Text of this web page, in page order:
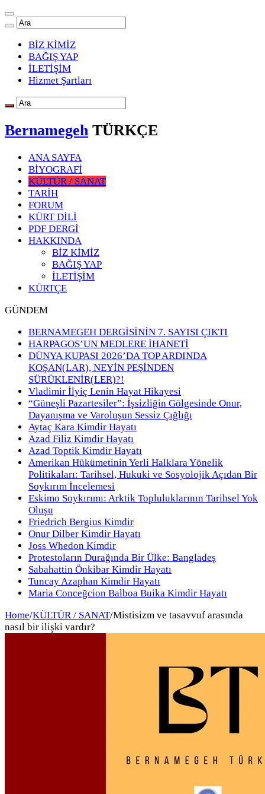
BİZ KİMİZ
BAĞIŞ YAP
İLETİŞİM
Hizmet Şartları
Bernamegeh TÜRKÇE
ANA SAYFA
BİYOGRAFİ
KÜLTÜR / SANAT
TARİH
FORUM
KÜRT DİLİ
PDF DERGİ
HAKKINDA
BİZ KİMİZ
BAĞIŞ YAP
İLETİŞİM
KÜRTÇE
GÜNDEM
BERNAMEGEH DERGİSİNİN 7. SAYISI ÇIKTI
HARPAGOS’UN MEDLERE İHANETİ
DÜNYA KUPASI 2026’DA TOP ARDINDA
KOŞAN(LAR), NEYİN PEŞİNDEN
SÜRÜKLENİR(LER)?!
Vladimir İlyiç Lenin Hayat Hikayesi
“Güneşli Pazartesiler”: İşsizliğin Gölgesinde Onur,
Dayanışma ve Varoluşun Sessiz Çığlığı
Aytaç Kara Kimdir Hayatı
Azad Filiz Kimdir Hayatı
Azad Toptik Kimdir Hayatı
Amerikan Hükümetinin Yerli Halklara Yönelik
Politikaları: Tarihsel, Hukuki ve Sosyolojik Açıdan Bir
Soykırım İncelemesi
Eskimo Soykırımı: Arktik Topluluklarının Tarihsel Yok
Oluşu
Friedrich Bergius Kimdir
Onur Dilber Kimdir Hayatı
Joss Whedon Kimdir
Protestoların Durağında Bir Ülke: Bangladeş
Sabahattin Önkibar Kimdir Hayatı
Tuncay Azaphan Kimdir Hayatı
Maria Conceğcion Balboa Buika Kimdir Hayatı
Home/KÜLTÜR / SANAT/Mistisizm ve tasavvuf arasında
nasıl bir ilişki vardır?